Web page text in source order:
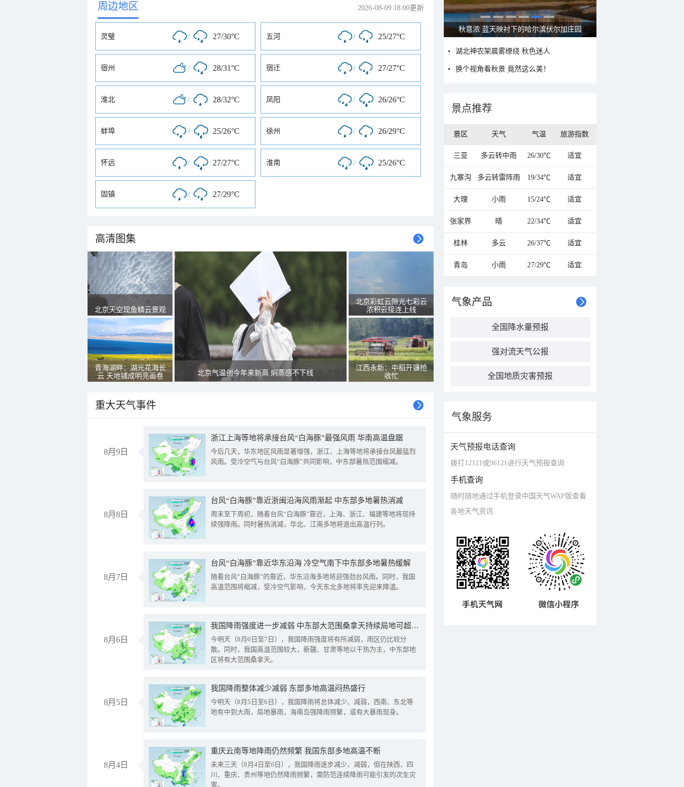
周边地区 2026-08-09 18:00更新
灵璧 / 27/30°C 五河 / 25/27°C
宿州 / 28/31°C 宿迁 / 27/27°C
淮北 / 28/32°C 凤阳 / 26/26°C
蚌埠 / 25/26°C 徐州 / 26/29°C
怀远 / 27/27°C 淮南 / 25/26°C
固镇 / 27/29°C
高清图集
北京天空现鱼鳞云景观
青海湖畔：湖光花海长
云 天地铺成明亮画卷
北京气温创今年来新高 焖蒸感不下线
北京彩虹云隙光七彩云
浓积云接连上线
江西永新：中稻开镰抢
收忙
重大天气事件
8月9日
浙江上海等地将承接台风“白海豚”最强风雨 华南高温盘踞
今后几天，华东地区风雨显著增强，浙江、上海等地将承接台风最猛烈
风雨。受冷空气与台风“白海豚”共同影响，中东部暑热范围缩减。
8月8日
台风“白海豚”靠近浙闽沿海风雨渐起 中东部多地暑热消减
周末至下周初，随着台风“白海豚”靠近，上海、浙江、福建等地将现持
续强降雨。同时暑热消减，华北、江南多地将退出高温行列。
8月7日
台风“白海豚”靠近华东沿海 冷空气南下中东部多地暑热缓解
随着台风“白海豚”的靠近，华东沿海多地将迎强劲台风雨。同时，我国
高温范围将缩减，受冷空气影响，今天东北多地将率先迎来降温。
8月6日
我国降雨强度进一步减弱 中东部大范围桑拿天持续局地可超38℃
今明天（8月6日至7日），我国降雨强度将有所减弱，雨区仍比较分
散。同时，我国高温范围较大，新疆、甘肃等地以干热为主，中东部地
区将有大范围桑拿天。
8月5日
我国降雨整体减少减弱 东部多地高温闷热盛行
今明天（8月5日至6日），我国降雨将总体减少、减弱，西南、东北等
地有中到大雨，局地暴雨，海南岛强降雨频繁，或有大暴雨现身。
8月4日
重庆云南等地降雨仍然频繁 我国东部多地高温不断
未来三天（8月4日至6日），我国降雨逐步减少、减弱，但在陕西、四
川、重庆、贵州等地仍然降雨频繁，需防范连续降雨可能引发的次生灾
害。
秋意浓 蓝天映衬下的哈尔滨伏尔加庄园
湖北神农架晨雾缭绕 秋色迷人
换个视角看秋景 竟然这么美！
景点推荐
景区 天气 气温 旅游指数
三亚 多云转中雨 26/30℃ 适宜
九寨沟 多云转雷阵雨 19/34℃ 适宜
大理 小雨 15/24℃ 适宜
张家界 晴 22/34℃ 适宜
桂林 多云 26/37℃ 适宜
青岛 小雨 27/29℃ 适宜
气象产品
全国降水量预报
强对流天气公报
全国地质灾害预报
气象服务
天气预报电话查询
拨打12121或96121进行天气预报查询
手机查询
随时随地通过手机登录中国天气WAP版查看
各地天气资讯